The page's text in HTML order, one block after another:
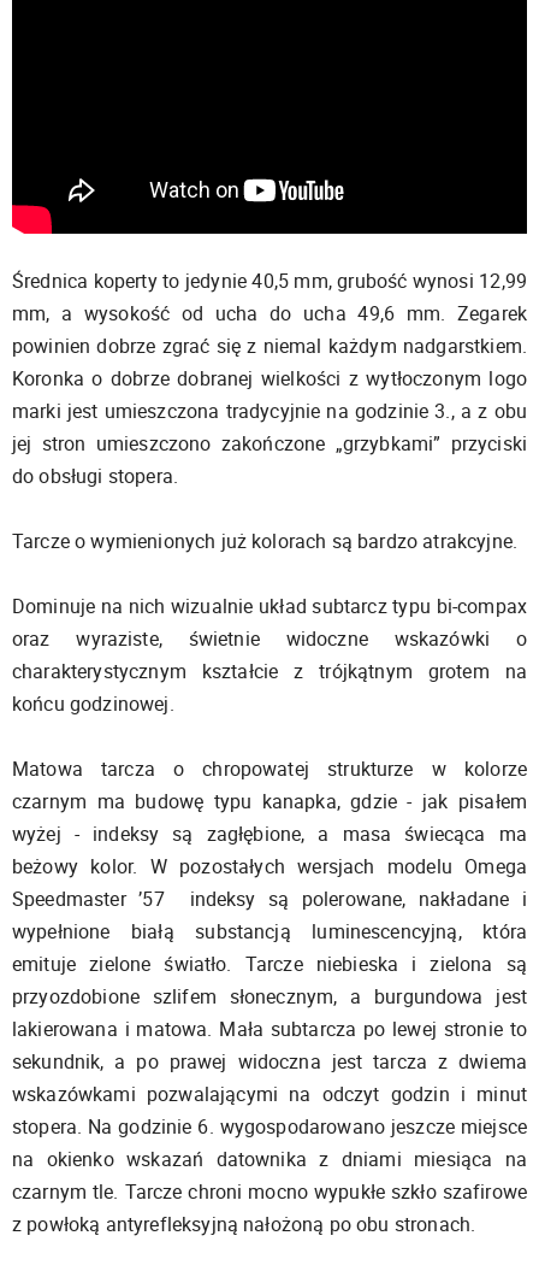
Średnica koperty to jedynie 40,5 mm, grubość wynosi 12,99
mm, a wysokość od ucha do ucha 49,6 mm. Zegarek
powinien dobrze zgrać się z niemal każdym nadgarstkiem.
Koronka o dobrze dobranej wielkości z wytłoczonym logo
marki jest umieszczona tradycyjnie na godzinie 3., a z obu
jej stron umieszczono zakończone „grzybkami” przyciski
do obsługi stopera.
Tarcze o wymienionych już kolorach są bardzo atrakcyjne.
Dominuje na nich wizualnie układ subtarcz typu bi-compax
oraz wyraziste, świetnie widoczne wskazówki o
charakterystycznym kształcie z trójkątnym grotem na
końcu godzinowej.
Matowa tarcza o chropowatej strukturze w kolorze
czarnym ma budowę typu kanapka, gdzie - jak pisałem
wyżej - indeksy są zagłębione, a masa świecąca ma
beżowy kolor. W pozostałych wersjach modelu Omega
Speedmaster ’57 indeksy są polerowane, nakładane i
wypełnione białą substancją luminescencyjną, która
emituje zielone światło. Tarcze niebieska i zielona są
przyozdobione szlifem słonecznym, a burgundowa jest
lakierowana i matowa. Mała subtarcza po lewej stronie to
sekundnik, a po prawej widoczna jest tarcza z dwiema
wskazówkami pozwalającymi na odczyt godzin i minut
stopera. Na godzinie 6. wygospodarowano jeszcze miejsce
na okienko wskazań datownika z dniami miesiąca na
czarnym tle. Tarcze chroni mocno wypukłe szkło szafirowe
z powłoką antyrefleksyjną nałożoną po obu stronach.